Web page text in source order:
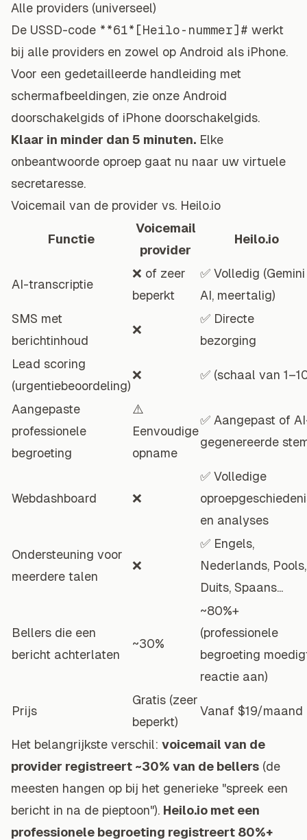
Alle providers (universeel)
De USSD-code **61*[Heilo-nummer]# werkt
bij alle providers en zowel op Android als iPhone.
Voor een gedetailleerde handleiding met
schermafbeeldingen, zie onze Android
doorschakelgids of iPhone doorschakelgids.
Klaar in minder dan 5 minuten. Elke
onbeantwoorde oproep gaat nu naar uw virtuele
secretaresse.
Voicemail van de provider vs. Heilo.io
Functie
Voicemail
provider
Heilo.io
AI-transcriptie
❌ of zeer
beperkt
✅ Volledig (Gemini
AI, meertalig)
SMS met
berichtinhoud
❌
✅ Directe
bezorging
Lead scoring
(urgentiebeoordeling)
❌ ✅ (schaal van
Aangepaste
professionele
begroeting
⚠️
Eenvoudige
opname
✅ Aangepast of
gegenereerde
Webdashboard ❌
✅ Volledige
en analyses
Ondersteuning voor
meerdere talen
❌
✅ Engels,
Nederlands, Pools,
Duits, Spaans...
Bellers die een
bericht achterlaten
~30%
~80%+
(professionele
begroeting
reactie aan)
Prijs
Gratis (zeer
beperkt)
Vanaf $19/maand
Het belangrijkste verschil: voicemail van de
provider registreert ~30% van de bellers (de
meesten hangen op bij het generieke "spreek een
bericht in na de pieptoon"). Heilo.io met een
professionele begroeting registreert 80%+